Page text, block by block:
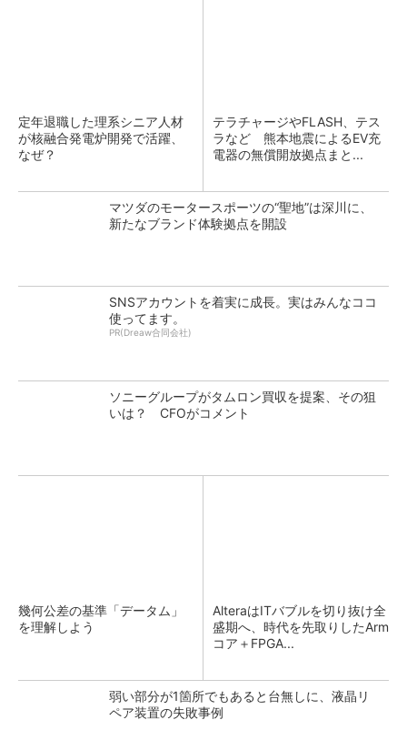
定年退職した理系シニア人材
が核融合発電炉開発で活躍、
なぜ？
テラチャージやFLASH、テス
ラなど 熊本地震によるEV充
電器の無償開放拠点まと...
マツダのモータースポーツの“聖地”は深川に、
新たなブランド体験拠点を開設
SNSアカウントを着実に成長。実はみんなココ
使ってます。
PR(Dreaw合同会社)
ソニーグループがタムロン買収を提案、その狙
いは？ CFOがコメント
幾何公差の基準「データム」
を理解しよう
AlteraはITバブルを切り抜け全
盛期へ、時代を先取りしたArm
コア＋FPGA...
弱い部分が1箇所でもあると台無しに、液晶リ
ペア装置の失敗事例